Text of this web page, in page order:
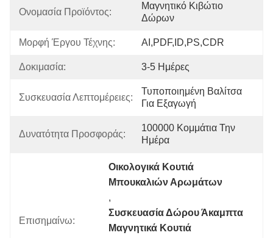
Ονομασία Προϊόντος:
Μαγνητικό Κιβώτιο
Δώρων
Μορφή Έργου Τέχνης: AI,PDF,ID,PS,CDR
Δοκιμασία: 3-5 Ημέρες
Συσκευασία Λεπτομέρειες:
Τυποποιημένη Βαλίτσα
Για Εξαγωγή
Δυνατότητα Προσφοράς:
100000 Κομμάτια Την
Ημέρα
Επισημαίνω:
Οικολογικά Κουτιά
Μπουκαλιών Αρωμάτων
,
Συσκευασία Δώρου Άκαμπτα
Μαγνητικά Κουτιά